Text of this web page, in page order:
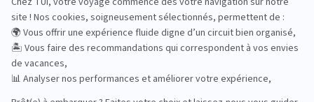
Road Trips
Safari